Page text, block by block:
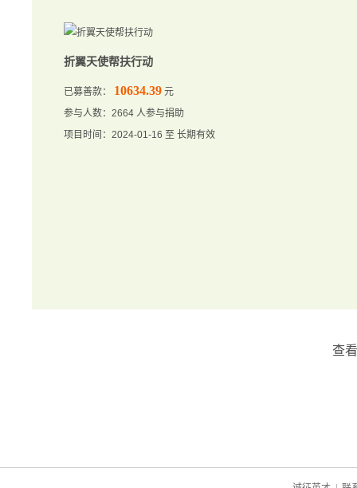
折翼天使帮扶行动
已募善款： 10634.39 元
参与人数：2664 人参与捐助
项目时间：2024-01-16 至 长期有效
查看